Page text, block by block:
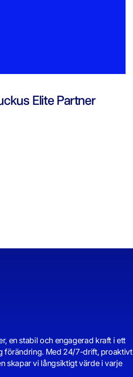
Elite Partner
en stabil och engagerad kraft i ett
förändring. Med 24/7-drift, proaktivt
skapar vi långsiktigt värde i varje